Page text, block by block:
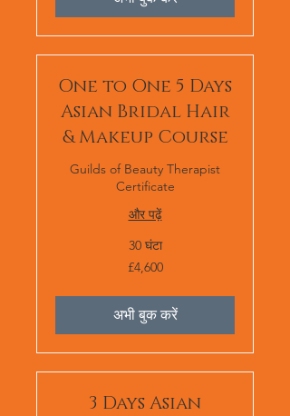
One to One 5 Days
Asian Bridal Hair
& Makeup Course
Guilds of Beauty Therapist
Certificate
और पढ़ें
30 घंटा
£4,600
अभी बुक करें
3 Days Asian